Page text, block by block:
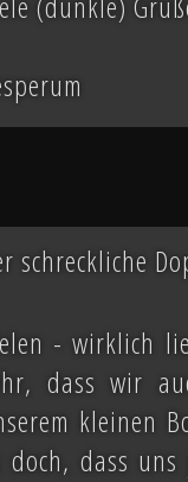
schreckliche
- wirklich
dass wir
kleinen
doch, dass